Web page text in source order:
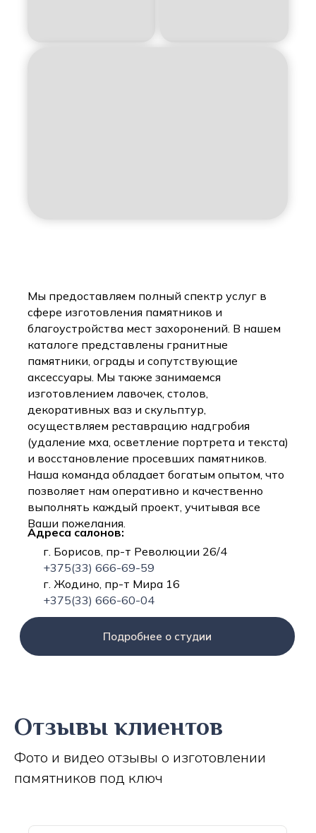
Мы предоставляем полный спектр услуг в
сфере изготовления памятников и
благоустройства мест захоронений. В нашем
каталоге представлены гранитные
памятники, ограды и сопутствующие
аксессуары. Мы также занимаемся
изготовлением лавочек, столов,
декоративных ваз и скульптур,
осуществляем реставрацию надгробия
(удаление мха, осветление портрета и текста)
и восстановление просевших памятников.
Наша команда обладает богатым опытом, что
позволяет нам оперативно и качественно
выполнять каждый проект, учитывая все
Ваши пожелания.
Адреса салонов:
г. Борисов, пр-т Революции 26/4
+375(33) 666-69-59
г. Жодино, пр-т Мира 16
+375(33) 666-60-04
Подробнее о студии
Отзывы клиентов
Фото и видео отзывы о изготовлении
памятников под ключ